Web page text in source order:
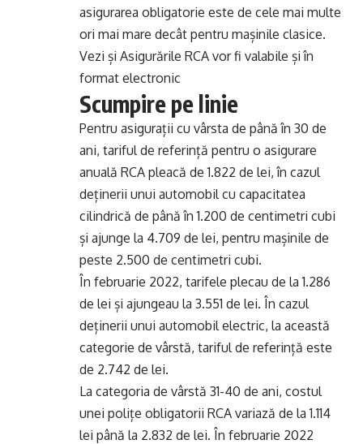
asigurarea obligatorie este de cele mai multe
ori mai mare decât pentru mașinile clasice.
Vezi și Asigurările RCA vor fi valabile și în
format electronic
Scumpire pe linie
Pentru asigurații cu vârsta de până în 30 de
ani, tariful de referință pentru o asigurare
anuală RCA pleacă de 1.822 de lei, în cazul
deținerii unui automobil cu capacitatea
cilindrică de până în 1.200 de centimetri cubi
și ajunge la 4.709 de lei, pentru mașinile de
peste 2.500 de centimetri cubi.
În februarie 2022, tarifele plecau de la 1.286
de lei și ajungeau la 3.551 de lei. În cazul
deținerii unui automobil electric, la această
categorie de vârstă, tariful de referință este
de 2.742 de lei.
La categoria de vârstă 31-40 de ani, costul
unei polițe obligatorii RCA variază de la 1.114
lei până la 2.832 de lei. În februarie 2022